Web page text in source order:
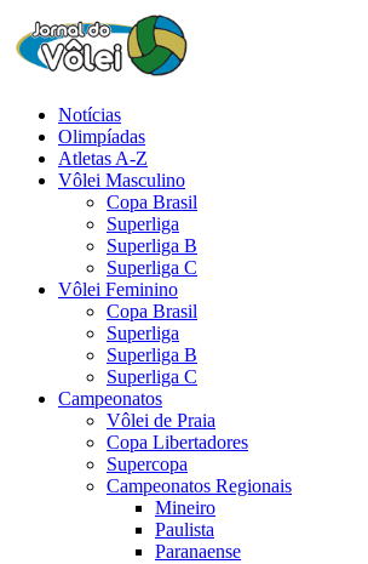
Notícias
Olimpíadas
Atletas A-Z
Vôlei Masculino
Copa Brasil
Superliga
Superliga B
Superliga C
Vôlei Feminino
Copa Brasil
Superliga
Superliga B
Superliga C
Campeonatos
Vôlei de Praia
Copa Libertadores
Supercopa
Campeonatos Regionais
Mineiro
Paulista
Paranaense